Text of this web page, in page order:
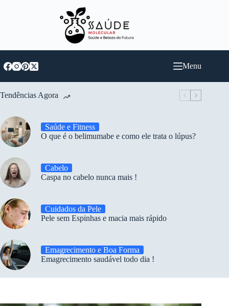
Menu
Tendências Agora
Saúde e Fitness
O que é o belimumabe e como ele trata o lúpus?
Cabelo
Caspa no cabelo nunca mais !
Cuidados da Pele
Pele sem Espinhas e macia mais rápido
Emagrecimento e Boa Forma
Emagrecimento saudável todo dia !